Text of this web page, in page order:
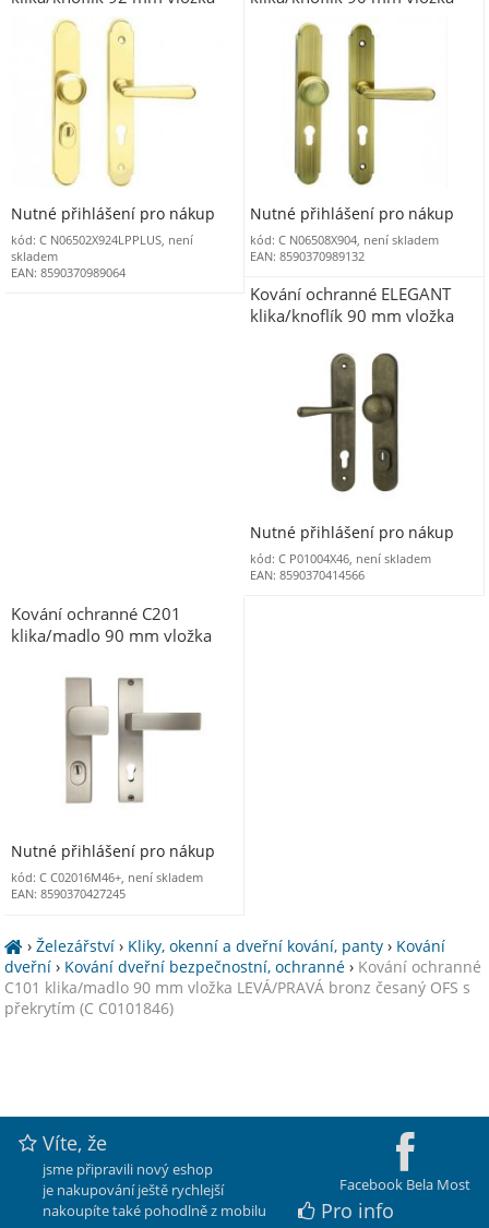
PRAVOLEVÉ mosaz leštěná
OLV s překrytím
Nutné přihlášení pro nákup
kód: C N06502X924LPPLUS, není
skladem
EAN: 8590370989064
PRAVOLEVÉ bronz česaný
Nutné přihlášení pro nákup
kód: C N06508X904, není skladem
EAN: 8590370989132
Kování ochranné ELEGANT
klika/knoflík 90 mm vložka
Nutné přihlášení pro nákup
kód: C P01004X46, není skladem
EAN: 8590370414566
Kování ochranné C201
klika/madlo 90 mm vložka
Nutné přihlášení pro nákup
kód: C C02016M46+, není skladem
EAN: 8590370427245
›Železářství › Kliky, okenní a dveřní kování, panty › Kování
dveřní › Kování dveřní bezpečnostní, ochranné › Kování ochranné
C101 klika/madlo 90 mm vložka LEVÁ/PRAVÁ bronz česaný OFS s
překrytím (C C0101846)
Facebook Bela Most
Víte, že
jsme připravili nový eshop
je nakupování ještě rychlejší
nakoupíte také pohodlně z mobilu
Pro info